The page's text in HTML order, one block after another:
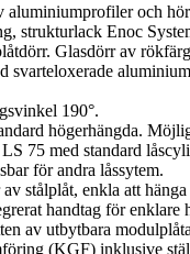
aluminiumprofiler och
strukturlack Enoc
Glasdörr av
svarteloxerade
190°.
högerhängda.
75 med standard
för andra låssytem.
stålplåt, enkla att
handtag för enklare
av utbytbara
(KGF) inklusive